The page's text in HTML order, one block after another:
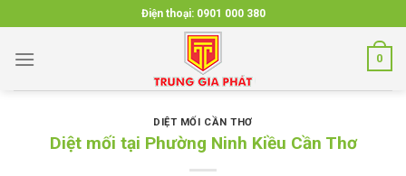
to
content
Điện thoại: 0901 000 380
0
DIỆT MỐI CẦN THƠ
Diệt mối tại Phường Ninh Kiều Cần Thơ